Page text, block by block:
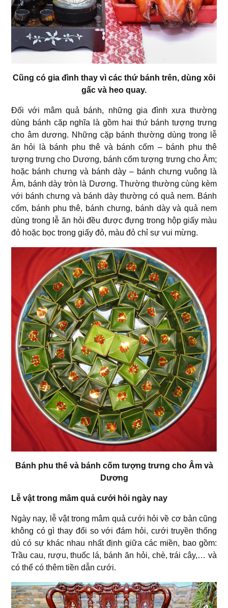
Cũng có gia đình thay vì các thứ bánh trên, dùng xôi
gấc và heo quay.
Đối với mâm quả bánh, những gia đình xưa thường
dùng bánh cặp nghĩa là gồm hai thứ bánh tượng trưng
cho âm dương. Những cặp bánh thường dùng trong lễ
ăn hỏi là bánh phu thê và bánh cốm – bánh phu thê
tượng trưng cho Dương, bánh cốm tượng trưng cho Âm;
hoặc bánh chưng và bánh dày – bánh chưng vuông là
Âm, bánh dày tròn là Dương. Thường thường cùng kèm
với bánh chưng và bánh dày thường có quả nem. Bánh
cốm, bánh phu thê, bánh chưng, bánh dày và quả nem
dùng trong lễ ăn hỏi đều được đựng trong hộp giấy màu
đỏ hoặc bọc trong giấy đỏ, màu đỏ chỉ sự vui mừng.
Bánh phu thê và bánh cốm tượng trưng cho Âm và
Dương
Lễ vật trong mâm quả cưới hỏi ngày nay
Ngày nay, lễ vật trong mâm quả cưới hỏi về cơ bản cũng
không có gì thay đổi so với đám hỏi, cưới truyền thống
dù có sự khác nhau nhất định giữa các miền, bao gồm:
Trầu cau, rượu, thuốc lá, bánh ăn hỏi, chè, trái cây,… và
có thể có thêm tiền dẫn cưới.